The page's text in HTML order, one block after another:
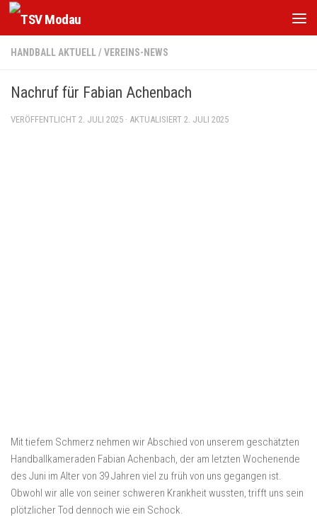
Zum Inhalt springen
HANDBALL AKTUELL/ VEREINS-NEWS
Nachruf für Fabian Achenbach
VERÖFFENTLICHT 2. JULI 2025 · AKTUALISIERT 2. JULI 2025
Mit tiefem Schmerz nehmen wir Abschied von unserem geschätzten
Handballkameraden Fabian Achenbach, der am letzten Wochenende
des Juni im Alter von 39 Jahren viel zu früh von uns gegangen ist.
Obwohl wir alle von seiner schweren Krankheit wussten, trifft uns sein
plötzlicher Tod dennoch wie ein Schock.